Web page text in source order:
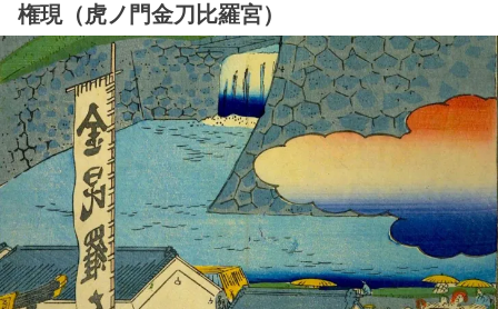
権現（虎ノ門金刀比羅宮）